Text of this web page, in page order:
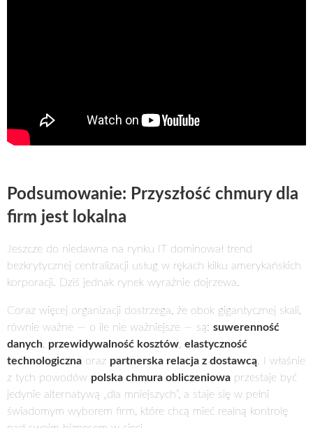
Podsumowanie: Przyszłość chmury dla
firm jest lokalna
Jeszcze do niedawna na rynku IT dominował trend
bezkrytycznej centralizacji usług w rękach kilku amerykańskich
korporacji. Dziś jednak rynek wyraźnie dojrzewa.
Coraz więcej organizacji dostrzega, że obok gigantycznej skali,
równie ważne — o ile nie ważniejsze — są: suwerenność
danych przewidywalność kosztów elastyczność
technologiczna oraz partnerska relacja z dostawcą . I właśnie
z tych powodów polska chmura obliczeniowa przestaje być
jedynie alternatywą „dla mniejszych”, a staje się w pełni
świadomym wyborem firm, które chcą mieć realną kontrolę